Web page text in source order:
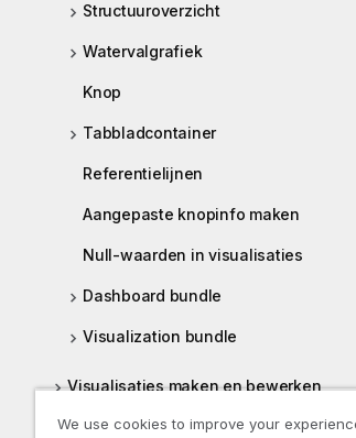
Structuuroverzicht
Watervalgrafiek
Knop
Tabbladcontainer
Referentielijnen
Aangepaste knopinfo maken
Null-waarden in visualisaties
Dashboard bundle
Visualization bundle
Visualisaties maken en bewerken
Problemen oplossen: visualisaties
We use cookies to improve your